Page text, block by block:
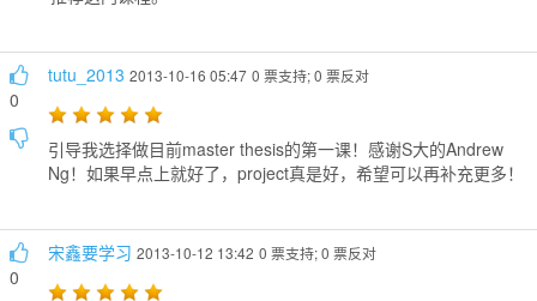
0
tutu_2013 2013-10-16 05:47 0 票支持; 0 票反对
引导我选择做目前master thesis的第一课！感谢S大的Andrew
Ng！如果早点上就好了，project真是好，希望可以再补充更多！
0
宋鑫要学习 2013-10-12 13:42 0 票支持; 0 票反对